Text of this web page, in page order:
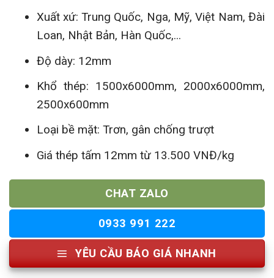
Xuất xứ: Trung Quốc, Nga, Mỹ, Việt Nam, Đài
Loan, Nhật Bản, Hàn Quốc,...
Độ dày: 12mm
Khổ thép: 1500x6000mm, 2000x6000mm,
2500x600mm
Loại bề mặt: Trơn, gân chống trượt
Giá thép tấm 12mm từ 13.500 VNĐ/kg
CHAT ZALO
0933 991 222
YÊU CẦU BÁO GIÁ NHANH